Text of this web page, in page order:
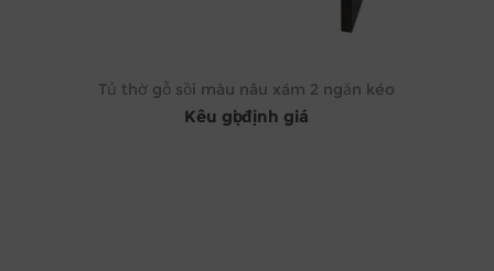
Tủ thờ gỗ sồi màu nâu xám 2 ngăn kéo
Kêu gọi định giá